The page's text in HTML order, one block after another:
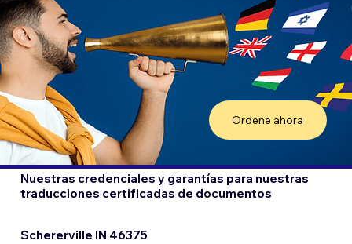
Ordene ahora
Nuestras credenciales y garantías para nuestras
traducciones certificadas de documentos
Schererville IN 46375